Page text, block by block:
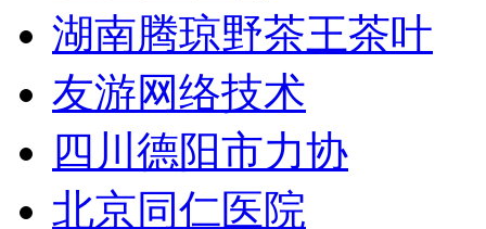
湖南腾琼野茶王茶叶
友游网络技术
四川德阳市力协
北京同仁医院